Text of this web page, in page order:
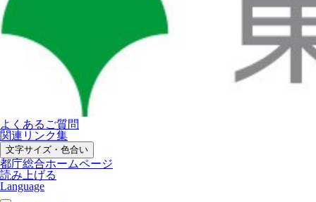
よくあるご質問
関連リンク集
文字サイズ・色合い
都庁総合ホームページ
読み上げる
Language